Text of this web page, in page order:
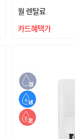
월 렌탈료
카드혜택가